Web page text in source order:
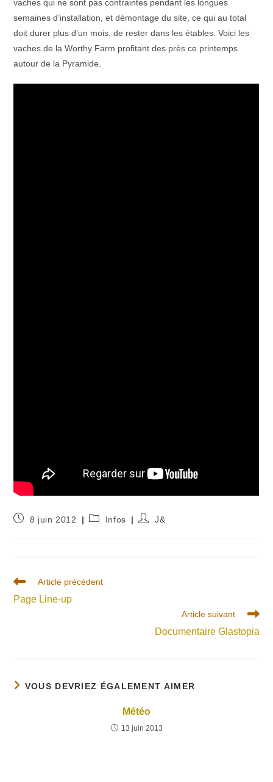
vaches qui ne sont pas contraintes pendant les longues
semaines d’installation, et démontage du site, ce qui au total
doit durer plus d’un mois, de rester dans les étables. Voici les
vaches de la Worthy Farm profitant des près ce printemps
autour de la Pyramide.
Publication
8 juin 2012
PostInfos
Auteur/autrice
J&
Read
articles
Article précédent
Page Line-up
Article suivant
Documentaire Glastopia
VOUS DEVRIEZ ÉGALEMENT AIMER
Météo
13 juin 2013